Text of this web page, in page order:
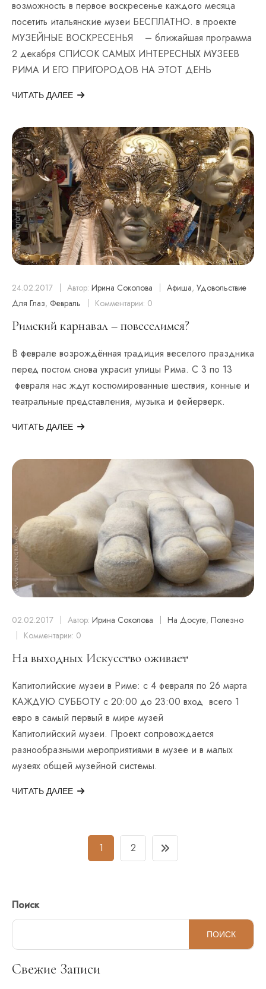
возможность в первое воскресенье каждого месяца
посетить итальянские музеи БЕСПЛАТНО. в проекте
МУЗЕЙНЫЕ ВОСКРЕСЕНЬЯ – ближайшая программа
2 декабря СПИСОК САМЫХ ИНТЕРЕСНЫХ МУЗЕЕВ
РИМА И ЕГО ПРИГОРОДОВ НА ЭТОТ ДЕНЬ
ЧИТАТЬ ДАЛЕЕ
24.02.2017 Автор: Ирина Соколова Афиша, Удовольствие
Для Глаз, Февраль Комментарии: 0
Римский карнавал – повеселимся?
В феврале возрождённая традиция веселого праздника
перед постом снова украсит улицы Рима. С 3 по 13
февраля нас ждут костюмированные шествия, конные и
театральные представления, музыка и фейерверк.
ЧИТАТЬ ДАЛЕЕ
02.02.2017 Автор: Ирина Соколова На Досуге, Полезно
Комментарии: 0
На выходных Искусство оживает
Капитолийские музеи в Риме: с 4 февраля по 26 марта
КАЖДУЮ СУББОТУ с 20:00 до 23:00 вход всего 1
евро в самый первый в мире музей
Капитолийский музеи. Проект сопровождается
разнообразными мероприятиями в музее и в малых
музеях общей музейной системы.
ЧИТАТЬ ДАЛЕЕ
Навигация
1 2
Поиск
ПОИСК
Свежие Записи